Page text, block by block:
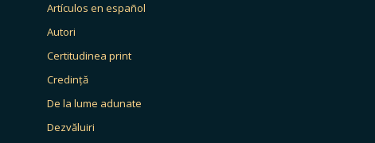
Artículos en español
Autori
Certitudinea print
Credință
De la lume adunate
Dezvăluiri